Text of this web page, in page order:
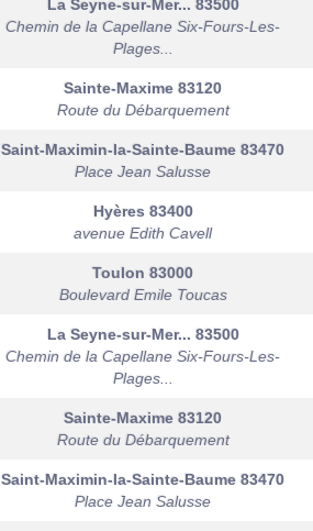
La Seyne-sur-Mer... 83500
Chemin de la Capellane Six-Fours-Les-
Plages...
Sainte-Maxime 83120
Route du Débarquement
Saint-Maximin-la-Sainte-Baume 83470
Place Jean Salusse
Hyères 83400
avenue Edith Cavell
Toulon 83000
Boulevard Emile Toucas
La Seyne-sur-Mer... 83500
Chemin de la Capellane Six-Fours-Les-
Plages...
Sainte-Maxime 83120
Route du Débarquement
Saint-Maximin-la-Sainte-Baume 83470
Place Jean Salusse